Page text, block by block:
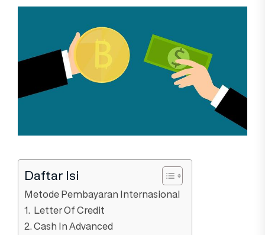
Daftar Isi
Metode Pembayaran Internasional
1. Letter Of Credit
2. Cash In Advanced